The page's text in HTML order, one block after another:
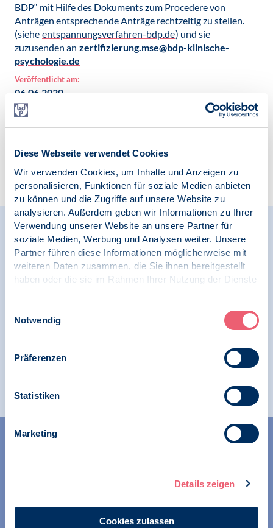
Diese Webseite verwendet Cookies
Wir verwenden Cookies, um Inhalte und Anzeigen zu
personalisieren, Funktionen für soziale Medien anbieten
zu können und die Zugriffe auf unsere Website zu
analysieren. Außerdem geben wir Informationen zu Ihrer
Verwendung unserer Website an unsere Partner für
soziale Medien, Werbung und Analysen weiter. Unsere
Partner führen diese Informationen möglicherweise mit
weiteren Daten zusammen, die Sie ihnen bereitgestellt
haben oder die sie im Rahmen Ihrer Nutzung der Dienste
gesammelt haben.
Notwendig
Präferenzen
Statistiken
Marketing
Details zeigen
Cookies zulassen
BDP“ mit Hilfe des Dokuments zum Procedere von
Anträgen entsprechende Anträge rechtzeitig zu stellen.
(siehe entspannungsverfahren-bdp.de) und sie
zuzusenden an zertifizierung.mse@bdp-klinische-
psychologie.de
Veröffentlicht am:
06.06.2020
Zur Übersicht
Relevante Nachrichten
Heijko Bauer, PTA-Forum (Pharmazeutische
Zeitung)
Wir unterstützen alle Psychologinnen und Psychologen in